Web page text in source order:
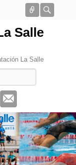
Conectar
Salle
La Salle